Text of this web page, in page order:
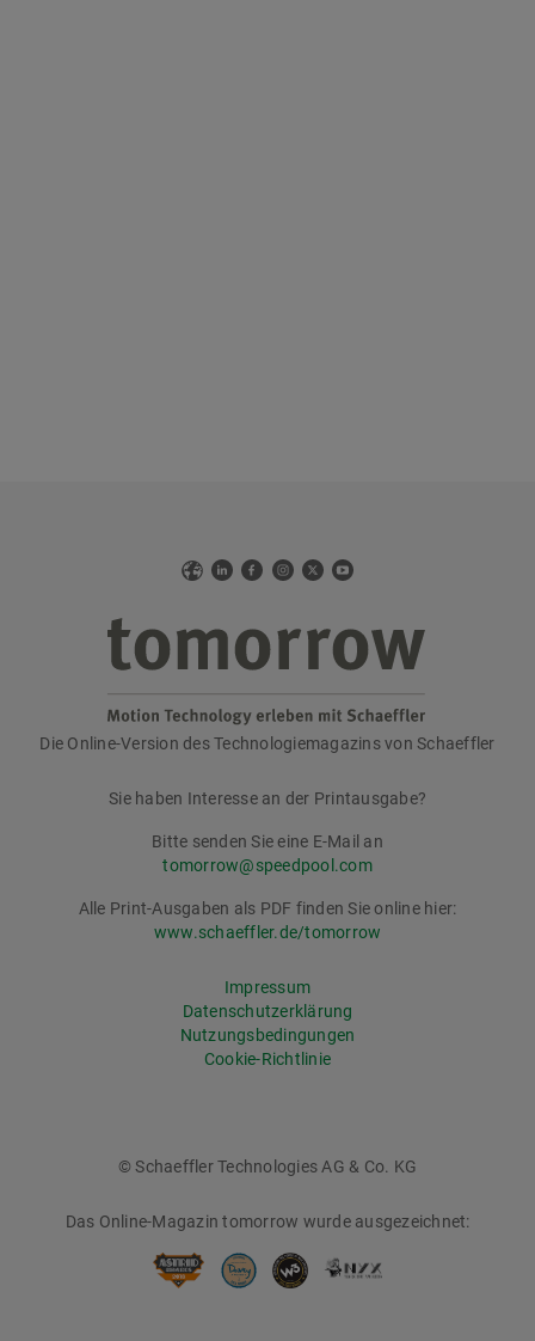
WebLinkedIn
Facebook
Instagram
X YouTube
tomorrow
Die Online-Version des Technologiemagazins von Schaeffler
Sie haben Interesse an der Printausgabe?
Bitte senden Sie eine E-Mail an
tomorrow@speedpool.com
Alle Print-Ausgaben als PDF finden Sie online hier:
www.schaeffler.de/tomorrow
Impressum
Datenschutzerklärung
Nutzungsbedingungen
Cookie-Richtlinie
© Schaeffler Technologies AG & Co. KG
Das Online-Magazin tomorrow wurde ausgezeichnet: